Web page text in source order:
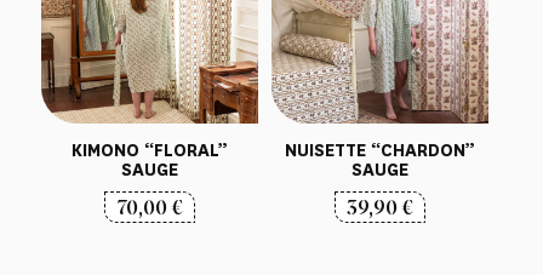
KIMONO “FLORAL”
SAUGE
70,00€
NUISETTE “CHARDON”
SAUGE
39,90€